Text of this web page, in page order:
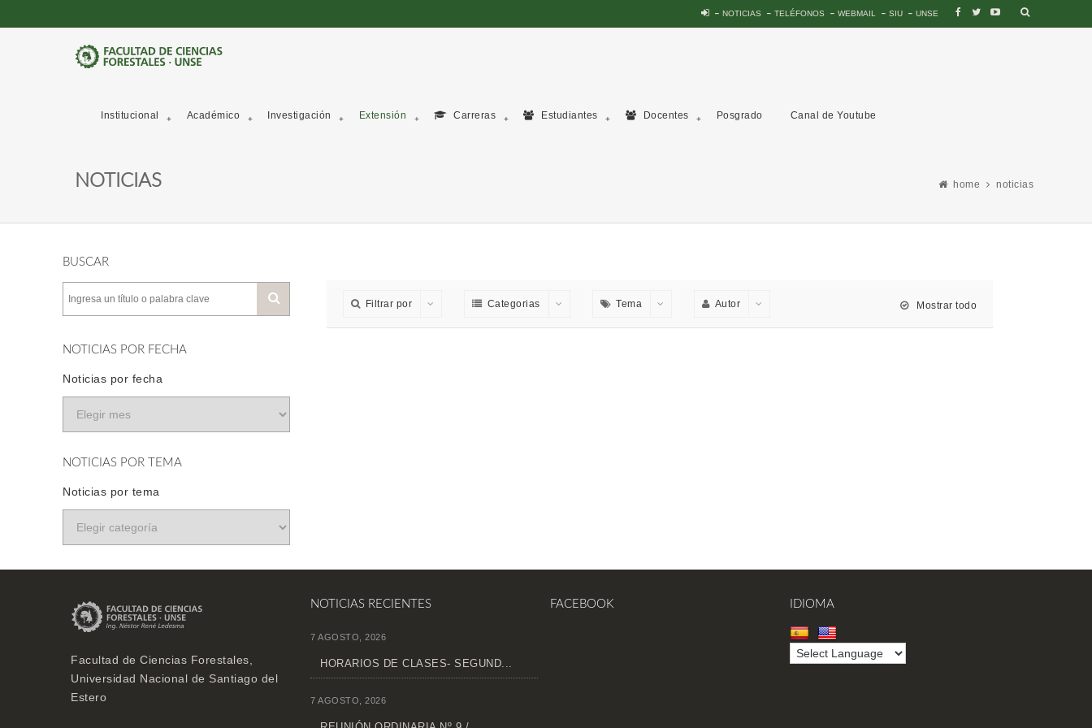
NOTICIAS TELÉFONOS WEBMAIL SIU UNSE
Institucional Académico Investigación Extensión Carreras Estudiantes Docentes Posgrado Canal de Youtube
NOTICIAS home noticias
BUSCAR
NOTICIAS POR FECHA
Noticias por fecha
NOTICIAS POR TEMA
Noticias por tema
Filtrar por Categorias Tema Autor Mostrar todo
Facultad de Ciencias Forestales,
Universidad Nacional de Santiago del
Estero
NOTICIAS RECIENTES
7 AGOSTO, 2026
HORARIOS DE CLASES- SEGUND...
7 AGOSTO, 2026
FACEBOOK IDIOMA